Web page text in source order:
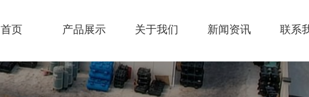
首页 产品展示 关于我们 新闻资讯 联系